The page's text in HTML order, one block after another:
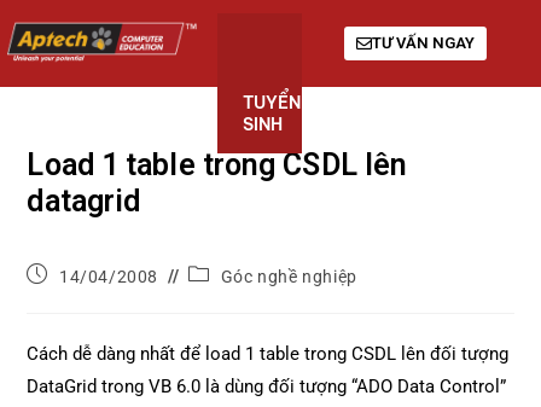
TUYỂN
SINH
TƯ VẤN NGAY
Load 1 table trong CSDL lên
datagrid
14/04/2008 Góc nghề nghiệp
Cách dễ dàng nhất để load 1 table trong CSDL lên đối tượng
DataGrid trong VB 6.0 là dùng đối tượng “ADO Data Control”